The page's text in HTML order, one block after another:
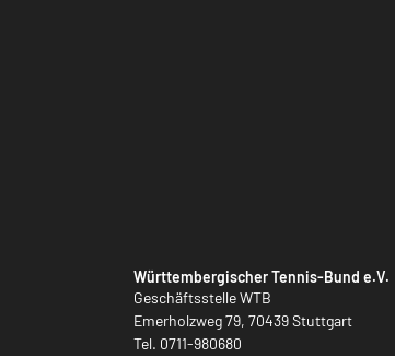
Württembergischer Tennis-Bund e.V.
Geschäftsstelle WTB
Emerholzweg 79, 70439 Stuttgart
Tel. 0711-980680